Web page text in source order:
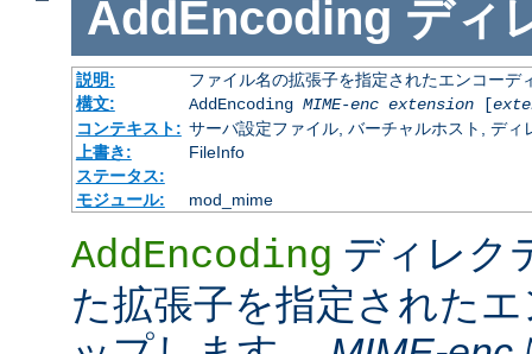
AddEncoding ディ
説明:
ファイル名の拡張子を指定されたエンコーデ
構文:
AddEncoding MIME-enc extension[
コンテキスト: サーバ設定ファイル, バーチャルホスト, ディ
上書き:
FileInfo
ステータス:
モジュール:
mod_mime
AddEncoding ディレク
た拡張子を指定された